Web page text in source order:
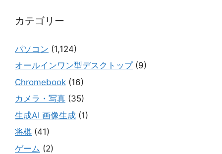
カテゴリー
パソコン (1,124)
オールインワン型デスクトップ(9)
Chromebook (16)
カメラ・写真 (35)
生成AI 画像生成 (1)
将棋 (41)
ゲーム (2)